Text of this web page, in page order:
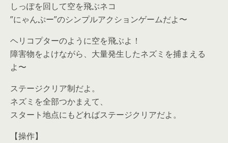
しっぽを回して空を飛ぶネコ
”にゃんぷー”のシンプルアクションゲームだよ〜
ヘリコプターのように空を飛ぶよ！
障害物をよけながら、大量発生したネズミを捕まえる
よ〜
ステージクリア制だよ。
ネズミを全部つかまえて、
スタート地点にもどればステージクリアだよ。
【操作】